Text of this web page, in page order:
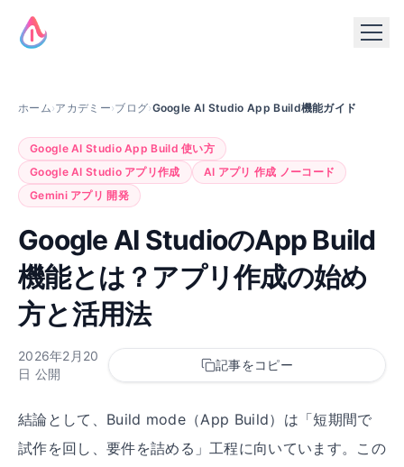
ホーム›アカデミー›ブログ›Google AI Studio App Build機能ガイド
Google AI Studio App Build 使い方
Google AI Studio アプリ作成
AI アプリ 作成 ノーコード
Gemini アプリ 開発
Google AI StudioのApp Build
機能とは？アプリ作成の始め
方と活用法
2026年2月20
日 公開
記事をコピー
結論として、Build mode（App Build）は「短期間で
試作を回し、要件を詰める」工程に向いています。この